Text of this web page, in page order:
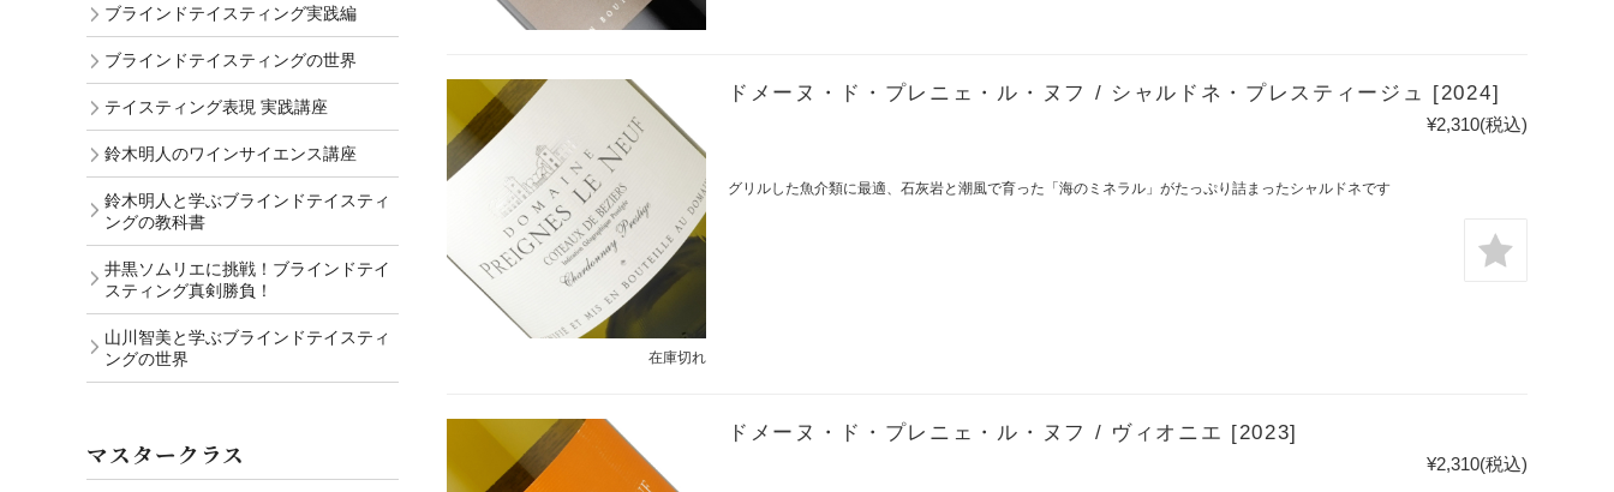
在庫切れ
ドメーヌ・ド・プレニェ・ル・ヌフ / シャルドネ・プレスティージュ [2024]
¥2,310(税込)
グリルした魚介類に最適、石灰岩と潮風で育った「海のミネラル」がたっぷり詰まったシャルドネです
ドメーヌ・ド・プレニェ・ル・ヌフ / ヴィオニエ [2023]
¥2,310(税込)
ブラインドテイスティング実践編
ブラインドテイスティングの世界
テイスティング表現 実践講座
鈴木明人のワインサイエンス講座
鈴木明人と学ぶブラインドテイスティ
ングの教科書
井黒ソムリエに挑戦！ブラインドテイ
スティング真剣勝負！
山川智美と学ぶブラインドテイスティ
ングの世界
マスタークラス